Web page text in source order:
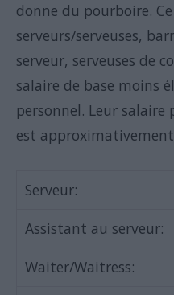
donne du pourboire.
serveurs/serveuses,
serveur, serveuses de
salaire de base moins
personnel. Leur salaire
est
Serveur:
Assistant au serveur:
Waiter/Waitress: